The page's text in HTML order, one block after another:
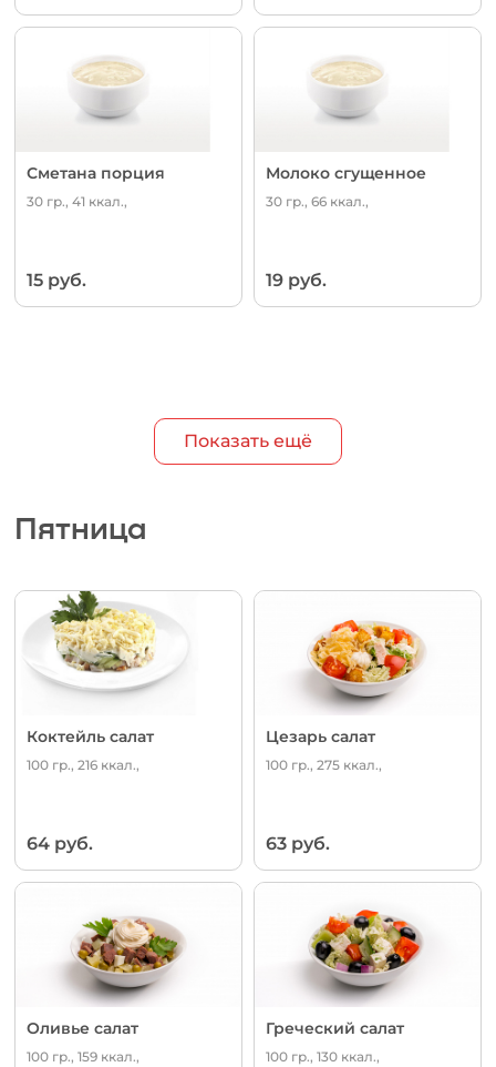
Сметана порция
30 гр., 41 ккал.,
15 руб.
Молоко сгущенное
30 гр., 66 ккал.,
19 руб.
Показать ещё
Пятница
Коктейль салат
100 гр., 216 ккал.,
64 руб.
Цезарь салат
100 гр., 275 ккал.,
63 руб.
Оливье салат
100 гр., 159 ккал.,
Греческий салат
100 гр., 130 ккал.,